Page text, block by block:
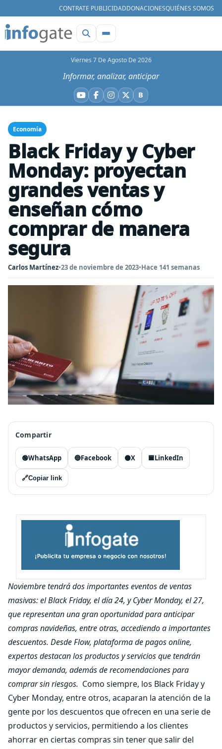
CONTRATE PUBLICIDADDONACIONESQUIÉNES SOMOS
Viernes 7 De Agosto De 2026
Informar, analizar, anticipar
YouTube
Facebook
Instagram
X BBluesky
Economía
Black Friday y Cyber
Monday: proyectan
grandes ventas y
enseñan cómo
comprar de manera
segura
Carlos Martínez•23 de noviembre de 2023•Hace 141 semanas
Compartir
🟢WhatsApp 🔵Facebook ⚫X 🟦LinkedIn
🔗Copiar link
Noviembre tendrá dos importantes eventos de ventas
masivas: el Black Friday, el día 24, y Cyber Monday, el 27,
que representan una gran oportunidad para anticipar
compras navideñas, entre otras, accediendo a importantes
descuentos. Desde Flow, plataforma de pagos online,
expertos destacan los productos y servicios que tendrán
mayor demanda, además de recomendaciones para
comprar sin riesgos. Como siempre, los Black Friday y
Cyber Monday, entre otros, acaparan la atención de la
gente por los descuentos que ofrecen en una serie de
productos y servicios, permitiendo a los clientes
ahorrar en ciertas compras sin tener que salir del